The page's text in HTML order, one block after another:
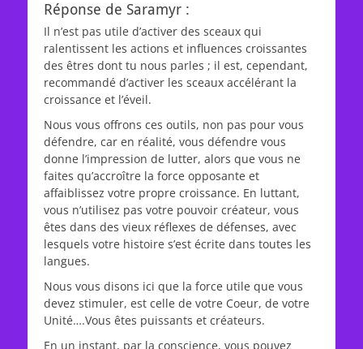
Réponse de Saramyr :
Il n’est pas utile d’activer des sceaux qui
ralentissent les actions et influences croissantes
des êtres dont tu nous parles ; il est, cependant,
recommandé d’activer les sceaux accélérant la
croissance et l’éveil.
Nous vous offrons ces outils, non pas pour vous
défendre, car en réalité, vous défendre vous
donne l’impression de lutter, alors que vous ne
faites qu’accroître la force opposante et
affaiblissez votre propre croissance. En luttant,
vous n’utilisez pas votre pouvoir créateur, vous
êtes dans des vieux réflexes de défenses, avec
lesquels votre histoire s’est écrite dans toutes les
langues.
Nous vous disons ici que la force utile que vous
devez stimuler, est celle de votre Coeur, de votre
Unité….Vous êtes puissants et créateurs.
En un instant, par la conscience, vous pouvez